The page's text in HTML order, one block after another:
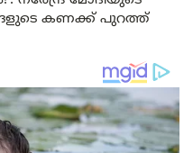
കണക്ക് പുറത്ത്